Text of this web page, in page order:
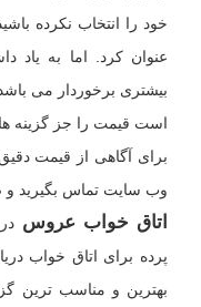
خود را انتخاب نکرده
عنوان کرد. اما به یاد
بیشتری برخوردار می
است قیمت را جز گزینه
برای آگاهی از قیمت
وب سایت تماس بگیرید و
اتاق خواب عروس
پرده برای اتاق خواب
بهترین و مناسب ترین